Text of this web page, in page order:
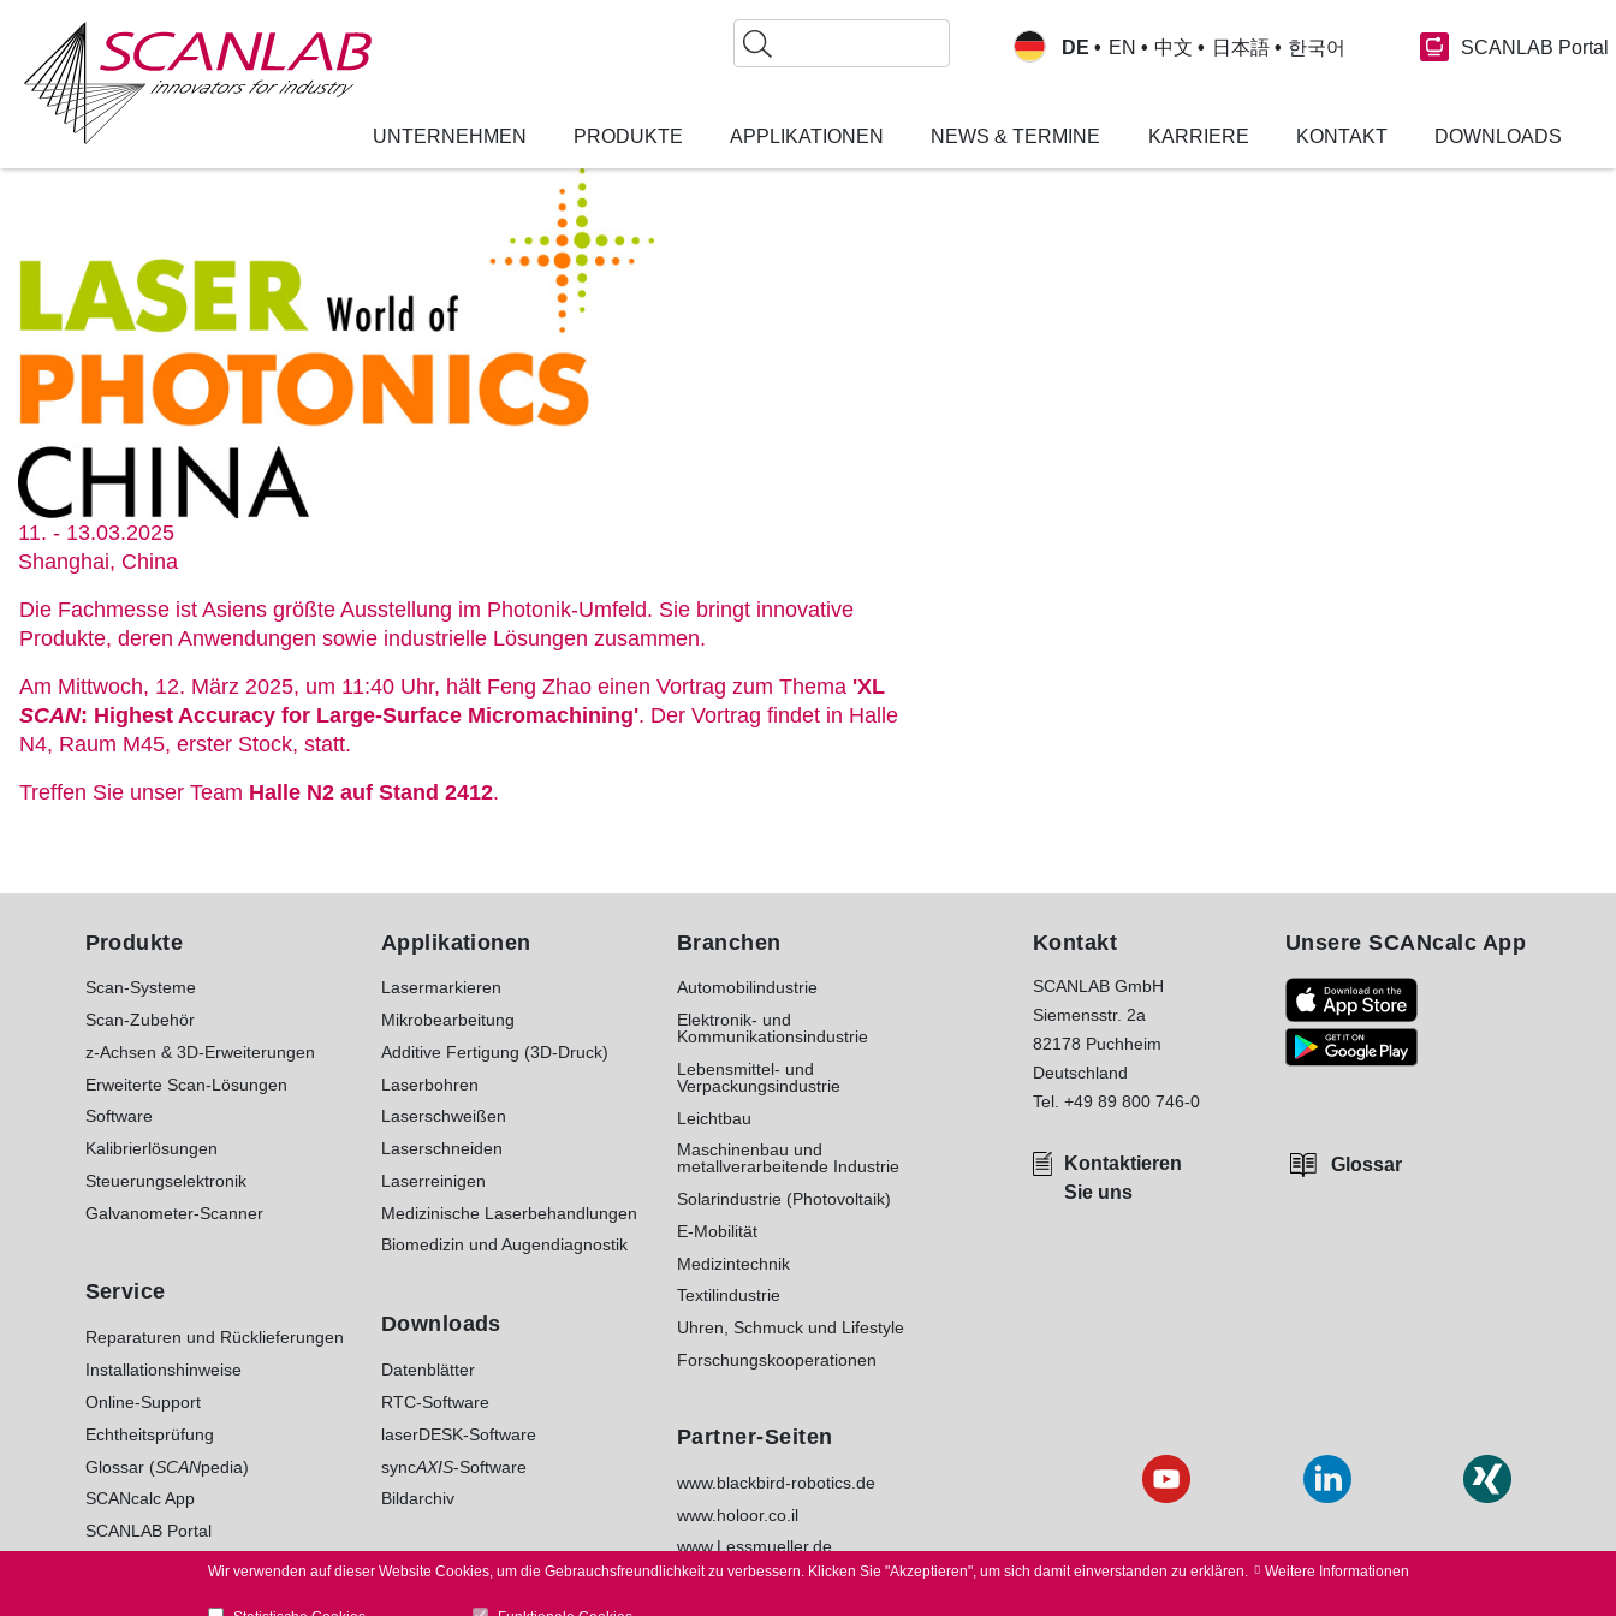
Suche
DE EN 中文 日本語 한국어 SCANLAB Portal
UNTERNEHMEN PRODUKTE APPLIKATIONEN NEWS & TERMINE KARRIERE KONTAKT DOWNLOADS
11. - 13.03.2025
Shanghai, China
Die Fachmesse ist Asiens größte Ausstellung im Photonik-Umfeld. Sie bringt innovative
Produkte, deren Anwendungen sowie industrielle Lösungen zusammen.
Am Mittwoch, 12. März 2025, um 11:40 Uhr, hält Feng Zhao einen Vortrag zum Thema 'XL
SCAN: Highest Accuracy for Large-Surface Micromachining'. Der Vortrag findet in Halle
N4, Raum M45, erster Stock, statt.
Treffen Sie unser Team Halle N2 auf Stand 2412.
Produkte
Scan-Systeme
Scan-Zubehör
z-Achsen & 3D-Erweiterungen
Erweiterte Scan-Lösungen
Software
Kalibrierlösungen
Steuerungselektronik
Galvanometer-Scanner
Service
Reparaturen und Rücklieferungen
Installationshinweise
Online-Support
Echtheitsprüfung
Glossar (SCANpedia)
SCANcalc App
SCANLAB Portal
Applikationen
Lasermarkieren
Mikrobearbeitung
Additive Fertigung (3D-Druck)
Laserbohren
Laserschweißen
Laserschneiden
Laserreinigen
Medizinische Laserbehandlungen
Biomedizin und Augendiagnostik
Downloads
Datenblätter
RTC-Software
laserDESK-Software
syncAXIS-Software
Bildarchiv
Branchen
Automobilindustrie
Elektronik- und
Kommunikationsindustrie
Lebensmittel- und
Verpackungsindustrie
Leichtbau
Maschinenbau und
metallverarbeitende Industrie
Solarindustrie (Photovoltaik)
E-Mobilität
Medizintechnik
Textilindustrie
Uhren, Schmuck und Lifestyle
Forschungskooperationen
Partner-Seiten
www.blackbird-robotics.de
www.holoor.co.il
www.Lessmueller.de
Kontakt
SCANLAB GmbH
Siemensstr. 2a
82178 Puchheim
Deutschland
Tel. +49 89 800 746-0
Kontaktieren
Sie uns
Unsere SCANcalc App
Glossar
Wir verwenden auf dieser Website Cookies, um die Gebrauchsfreundlichkeit zu verbessern. Klicken Sie "Akzeptieren", um sich damit einverstanden zu erklären. Weitere Informationen